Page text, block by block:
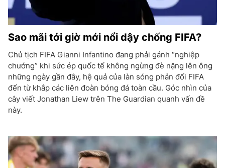
Sao mãi tới giờ mới nổi dậy chống FIFA?
Chủ tịch FIFA Gianni Infantino đang phải gánh “nghiệp
chướng” khi sức ép quốc tế không ngừng đè nặng lên ông
những ngày gần đây, hệ quả của làn sóng phản đối FIFA
đến từ khắp các liên đoàn bóng đá toàn cầu. Góc nhìn của
cây viết Jonathan Liew trên The Guardian quanh vấn đề
này.